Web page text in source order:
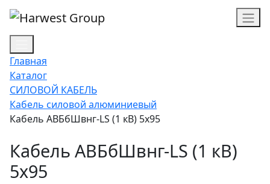
Главная
Каталог
СИЛОВОЙ КАБЕЛЬ
Кабель силовой алюминиевый
Кабель АВБбШвнг-LS (1 кВ) 5х95
Кабель АВБбШвнг-LS (1 кВ)
5х95